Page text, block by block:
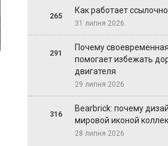
265
Как работает
31 липня 2026
291
Почему
помогает избежать
двигателя
29 липня 2026
316
Bearbrick: почему
мировой иконой
28 липня 2026